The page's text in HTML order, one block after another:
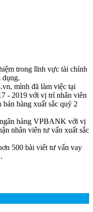
trong lĩnh vực tài chính
dụng.
mình đã làm việc tại
- 2019 với vị trí nhân viên
hàng xuất sắc quý 2
hàng VPBANK với vị
nhân viên tư vấn xuất sắc
500 bài viết tư vấn vay